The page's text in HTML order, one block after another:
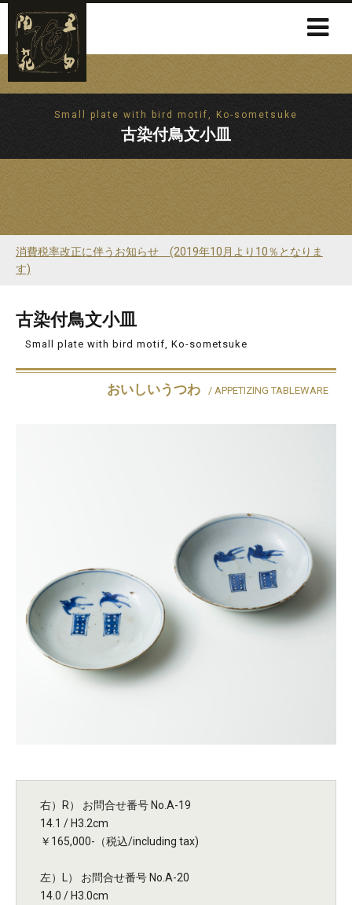
Small plate with bird motif, Ko-sometsuke
古染付鳥文小皿
消費税率改正に伴うお知らせ (2019年10月より10％となりま
す)
古染付鳥文小皿
Small plate with bird motif, Ko-sometsuke
おいしいうつわ / APPETIZING TABLEWARE
右）R） お問合せ番号 No.A-19
14.1 / H3.2cm
￥165,000-（税込/including tax)
左）L） お問合せ番号 No.A-20
14.0 / H3.0cm